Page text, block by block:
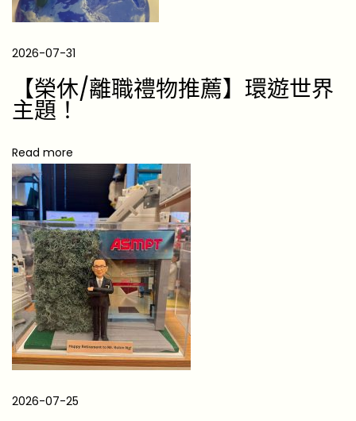
推
｜
生
護
士
/
恩
人
禮
物
+
預
算
參
2026-07-31
【榮休/離職禮物推薦】環遊世界
主題！
Read more
2026-07-25